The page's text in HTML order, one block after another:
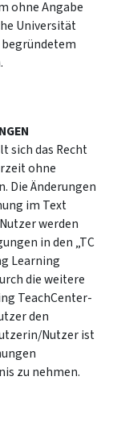
ohne Angabe
Universität
sich das Recht
ohne
Die Änderungen
im Text
werden
in den „TC
Learning
die weitere
TeachCenter-
den
Nutzer ist
zu nehmen.